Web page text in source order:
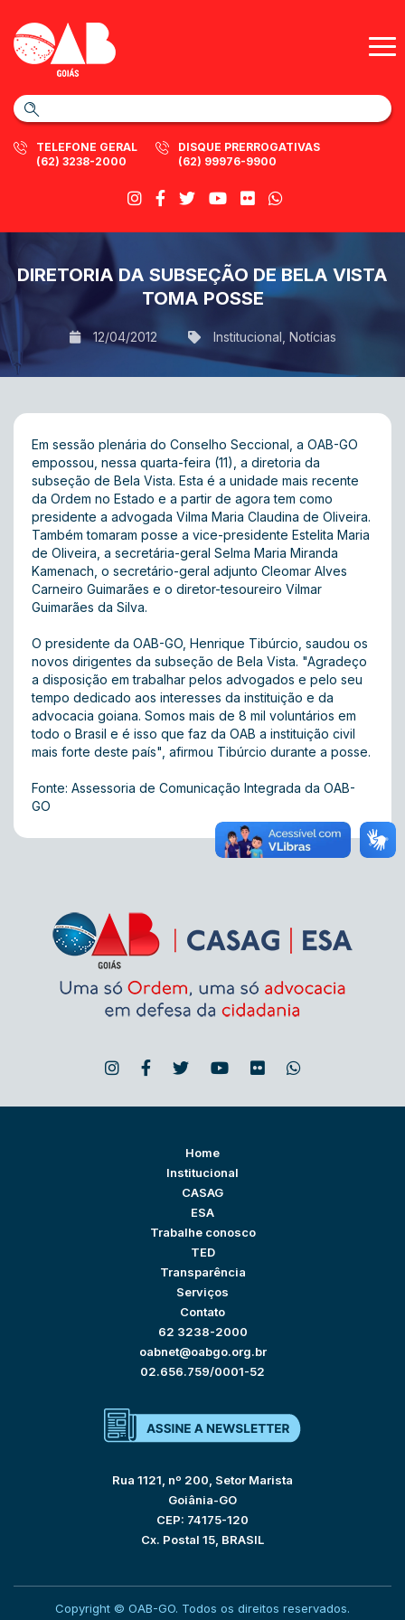
TELEFONE GERAL
(62) 3238-2000
DISQUE PRERROGATIVAS
(62) 99976-9900
DIRETORIA DA SUBSEÇÃO DE BELA VISTA
TOMA POSSE
12/04/2012 Institucional Notícias
Em sessão plenária do Conselho Seccional, a OAB-GO
empossou, nessa quarta-feira (11), a diretoria da
subseção de Bela Vista. Esta é a unidade mais recente
da Ordem no Estado e a partir de agora tem como
presidente a advogada Vilma Maria Claudina de Oliveira.
Também tomaram posse a vice-presidente Estelita Maria
de Oliveira, a secretária-geral Selma Maria Miranda
Kamenach, o secretário-geral adjunto Cleomar Alves
Carneiro Guimarães e o diretor-tesoureiro Vilmar
Guimarães da Silva.
O presidente da OAB-GO, Henrique Tibúrcio, saudou os
novos dirigentes da subseção de Bela Vista. "Agradeço
a disposição em trabalhar pelos advogados e pelo seu
tempo dedicado aos interesses da instituição e da
advocacia goiana. Somos mais de 8 mil voluntários em
todo o Brasil e é isso que faz da OAB a instituição civil
mais forte deste país", afirmou Tibúrcio durante a posse.
Fonte: Assessoria de Comunicação Integrada da OAB-
GO
Home
Institucional
CASAG
ESA
Trabalhe conosco
TED
Transparência
Serviços
Contato
62 3238-2000
oabnet@oabgo.org.br
02.656.759/0001-52
Rua 1121, nº 200, Setor Marista
Goiânia-GO
CEP: 74175-120
Cx. Postal 15, BRASIL
Copyright © OAB-GO. Todos os direitos reservados.